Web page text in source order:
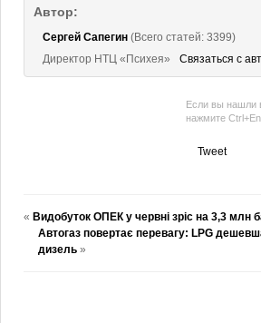
Автор:
Сергей Сапегин (Всего статей: 3399)
Директор НТЦ «Психея»
Связаться с
Если вы нашли
нажмите
Tweet
« Видобуток ОПЕК у червні зріс на 3,3 млн
Автогаз повертає перевагу: LPG
дизель »